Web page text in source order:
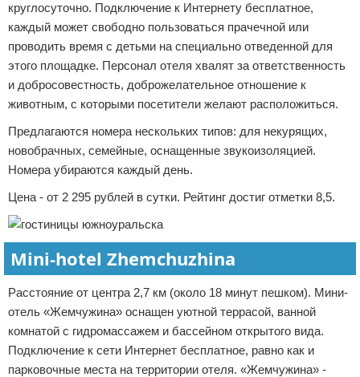
круглосуточно. Подключение к Интернету бесплатное,
каждый может свободно пользоваться прачечной или
проводить время с детьми на специально отведенной для
этого площадке. Персонал отеля хвалят за ответственность
и добросовестность, доброжелательное отношение к
животным, с которыми посетители желают расположиться.
Предлагаются номера нескольких типов: для некурящих,
новобрачных, семейные, оснащенные звукоизоляцией.
Номера убираются каждый день.
Цена - от 2 295 рублей в сутки. Рейтинг достиг отметки 8,5.
Mini-hotel Zhemchuzhina
Расстояние от центра 2,7 км (около 18 минут пешком). Мини-
отель «Жемчужина» оснащен уютной террасой, ванной
комнатой с гидромассажем и бассейном открытого вида.
Подключение к сети Интернет бесплатное, равно как и
парковочные места на территории отеля. «Жемчужина» -